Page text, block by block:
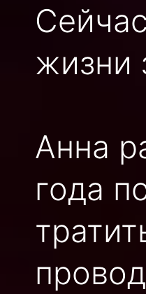
жизни
Анна
года